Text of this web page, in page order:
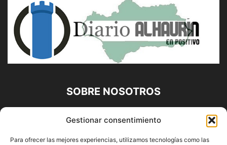
Gestionar consentimiento
Para ofrecer las mejores experiencias, utilizamos tecnologías como las
SOBRE NOSOTROS
Diario Alhaurín (www.alhaurindelatorre.com) Propiedad de
Francisco E. López López | 639 95 71 95 | Noticias de
Alhaurín de la Torre, Málaga y Provincia|